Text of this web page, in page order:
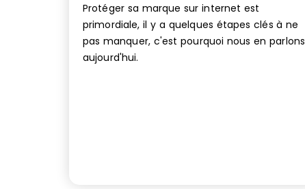
Protéger sa marque sur internet est
primordiale, il y a quelques étapes clés à ne
pas manquer, c'est pourquoi nous en parlons
aujourd'hui.